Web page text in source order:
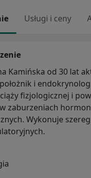
Usługi i ceny
Kamińska od 30 lat
i
fizjologicznej i
zaburzeniach
Wykonuje